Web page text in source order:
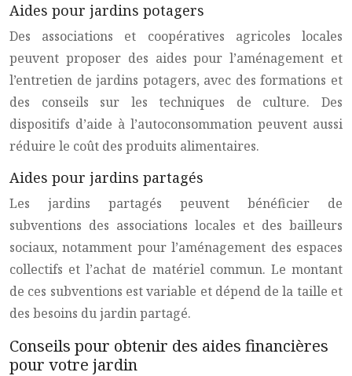
Aides pour jardins potagers
Des associations et coopératives agricoles locales
peuvent proposer des aides pour l’aménagement et
l’entretien de jardins potagers, avec des formations et
des conseils sur les techniques de culture. Des
dispositifs d’aide à l’autoconsommation peuvent aussi
réduire le coût des produits alimentaires.
Aides pour jardins partagés
Les jardins partagés peuvent bénéficier de
subventions des associations locales et des bailleurs
sociaux, notamment pour l’aménagement des espaces
collectifs et l’achat de matériel commun. Le montant
de ces subventions est variable et dépend de la taille et
des besoins du jardin partagé.
Conseils pour obtenir des aides financières
pour votre jardin